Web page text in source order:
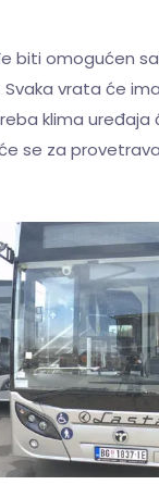
biti omogućen
vrata će
klima uređaja
se za